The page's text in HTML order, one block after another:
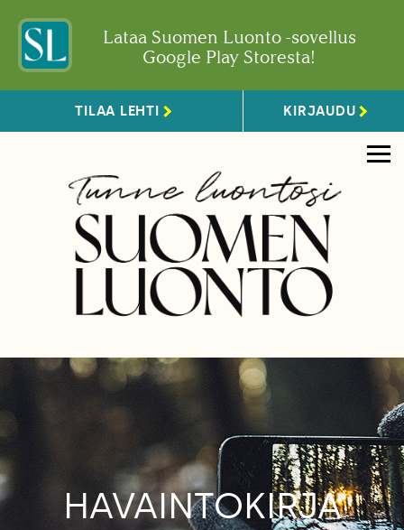
Lataa Suomen Luonto -sovellus
Google Play Storesta!
TILAA LEHTI KIRJAUDU
HAVAINTOKIRJA